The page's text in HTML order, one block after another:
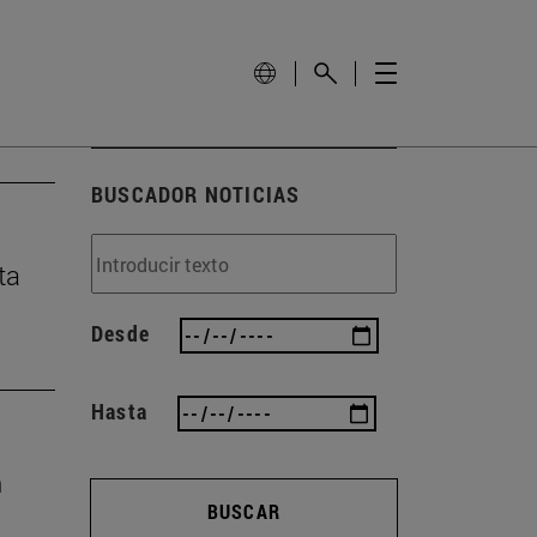
BUSCADOR NOTICIAS
Desde
Hasta
BUSCAR